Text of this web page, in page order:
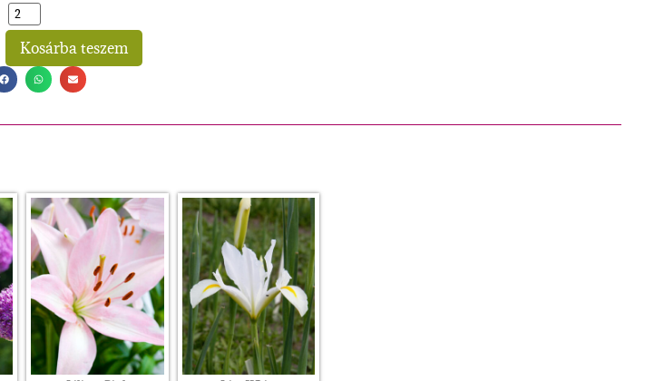
Kosárba teszem
Alternative: